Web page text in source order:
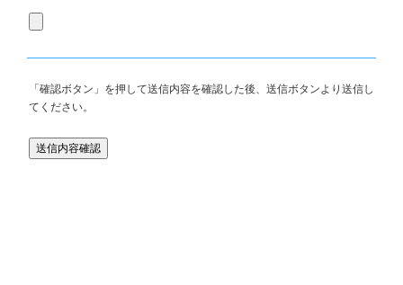
「確認ボタン」を押して送信内容を確認した後、送信ボタンより送信し
てください。